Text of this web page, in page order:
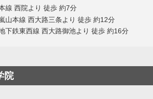
線 西院より 徒歩 約7分
山本線 西大路三条より 徒歩 約12分
下鉄東西線 西大路御池より 徒歩 約16分
院